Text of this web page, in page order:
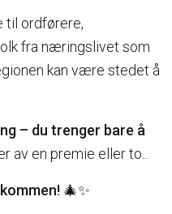
til ordførere,
fra næringslivet som
kan være stedet å
– du trenger bare å
av en premie eller to...
🎄✨